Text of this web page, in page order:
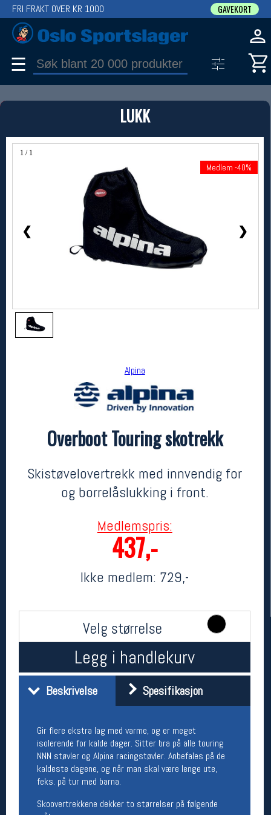
LUKK
1 / 1
❮ ❯
Medlem -40%
Alpina
Overboot Touring skotrekk
Skistøvelovertrekk med innvendig for
og borrelåslukking i front.
Medlemspris:
437,-
Ikke medlem: 729,-
Velg størrelse
Legg i handlekurv
Beskrivelse Spesifikasjon
Gir flere ekstra lag med varme, og er meget
isolerende for kalde dager. Sitter bra på alle touring
NNN støvler og Alpina racingstøvler. Anbefales på de
kaldeste dagene, og når man skal være lenge ute,
feks. på tur med barna.
Skoovertrekkene dekker to størrelser på følgende
FRI FRAKT OVER KR 1000 GAVEKORT
☰
PRODUKT
Produkter (1)
Bruk filter til å spisse søket
Alpina
Overboot Touring skotrekk
729,- MEDLEM:437,-
Her finner du oss
0183 Oslo
Telefon: 23 32 62 00
(telefontid man-fredag klokken 10-13)
Vis i kart
Om oss
Kontakt oss